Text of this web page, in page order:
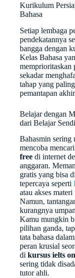
Kurikulum
Bahasa
Setiap lembaga
pendekatannya
bangga dengan
Kelas Bahasa
memprioritaskan
sekadar
tahap yang
pemantapan
Belajar dengan
dari Belajar
Bahasmin sering
mencoba
free di internet
anggaran.
gratis yang bisa
tepercaya seperti
atau akses
Namun,
kurangnya
Kamu mungkin
pilihan ganda,
tata bahasa
peran krusial
di kursus ielts
sering tidak
tutor ahli.